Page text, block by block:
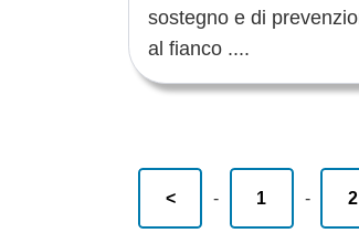
sostegno e di
al fianco ....
< - 1 - 2